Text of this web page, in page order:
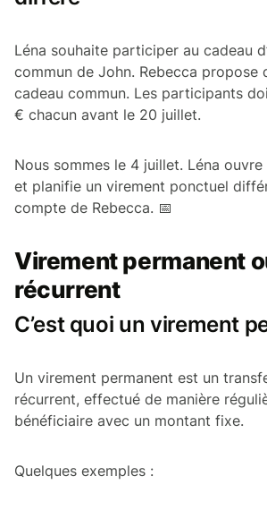
Léna souhaite participer au cadeau
commun de John. Rebecca propose
cadeau commun. Les participants
€ chacun avant le 20 juillet.
Nous sommes le 4 juillet. Léna
et planifie un virement ponctuel
compte de Rebecca. 📅
Virement permanent
récurrent
C’est quoi un virement
Un virement permanent est un
récurrent, effectué de manière
bénéficiaire avec un montant fixe.
Quelques exemples :